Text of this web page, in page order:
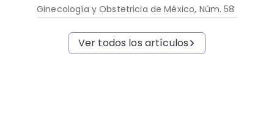
Ginecología y Obstetricia de México, Núm. 58
Ver todos los artículos